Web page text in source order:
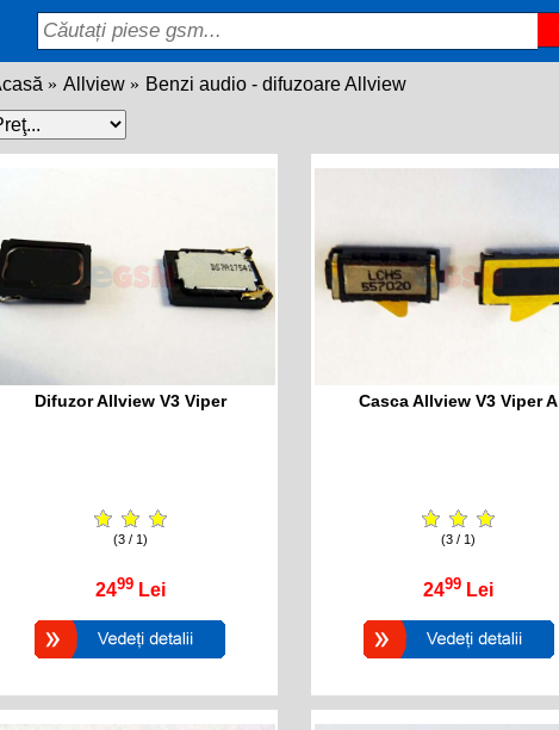
Allview Benzi audio - difuzoare Allview
Difuzor Allview V3 Viper
(3 / 1)
2499 Lei
Casca Allview V3 Viper A
(3 / 1)
2499 Lei